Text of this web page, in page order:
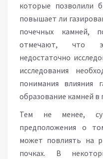
которые позволили
повышает ли
почечных камней,
отмечают, что
недостаточно
исследования
понимания влияния
образование камней в
Тем не менее,
предположения о
может повлиять на
почках. В